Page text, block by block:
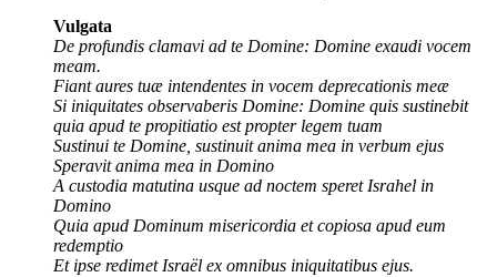
Vulgata
De profundis clamavi ad te Domine: Domine exaudi vocem
meam.
Fiant aures tuæ intendentes in vocem deprecationis meæ
Si iniquitates observaberis Domine: Domine quis sustinebit
quia apud te propitiatio est propter legem tuam
Sustinui te Domine, sustinuit anima mea in verbum ejus
Speravit anima mea in Domino
A custodia matutina usque ad noctem speret Israhel in
Domino
Quia apud Dominum misericordia et copiosa apud eum
redemptio
Et ipse redimet Israël ex omnibus iniquitatibus ejus.